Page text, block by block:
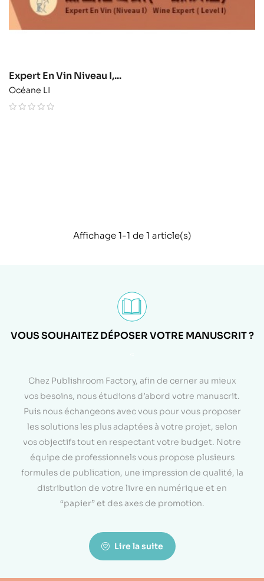
Expert En Vin Niveau I,...
Océane LI
Affichage 1-1 de 1 article(s)
VOUS SOUHAITEZ DÉPOSER VOTRE MANUSCRIT ?
Chez Publishroom Factory, afin de cerner au mieux
vos besoins, nous étudions d’abord votre manuscrit.
Puis nous échangeons avec vous pour vous proposer
les solutions les plus adaptées à votre projet, selon
vos objectifs tout en respectant votre budget. Notre
équipe de professionnels vous propose plusieurs
formules de publication, une impression de qualité, la
distribution de votre livre en numérique et en
“papier” et des axes de promotion.
Lire la suite